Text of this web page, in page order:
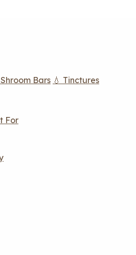
Shroom Bars 💧 Tinctures
For